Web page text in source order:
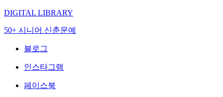
DIGITAL LIBRARY
50+ 시니어 신춘문예
블로그
인스타그램
페이스북